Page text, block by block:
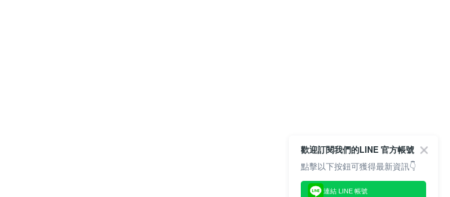
歡迎訂閱我們的LINE 官方帳號
點擊以下按鈕可獲得最新資訊👇
連結 LINE 帳號